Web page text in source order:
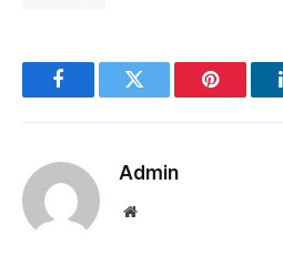
FacebookTwitter Pinterest
Admin
Website